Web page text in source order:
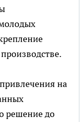
на
решение до